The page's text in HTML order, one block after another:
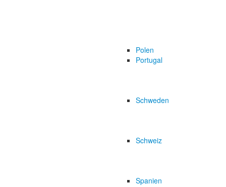
Polen
Portugal
Schweden
Schweiz
Spanien